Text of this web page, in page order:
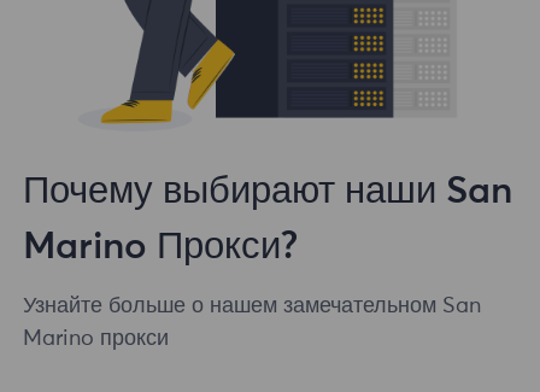
Почему выбирают наши San
Marino Прокси?
Узнайте больше о нашем замечательном San
Marino прокси